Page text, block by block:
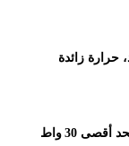
حرارة زائدة
واط